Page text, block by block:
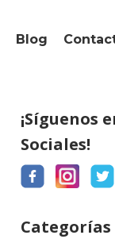
Blog
¡Síguenos
Sociales!